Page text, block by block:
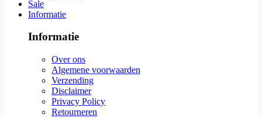
Sale
Informatie
Informatie
Over ons
Algemene voorwaarden
Verzending
Disclaimer
Privacy Policy
Retourneren